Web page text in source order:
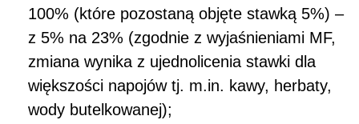
100% (które pozostaną objęte stawką 5%) –
z 5% na 23% (zgodnie z wyjaśnieniami MF,
zmiana wynika z ujednolicenia stawki dla
większości napojów tj. m.in. kawy, herbaty,
wody butelkowanej);